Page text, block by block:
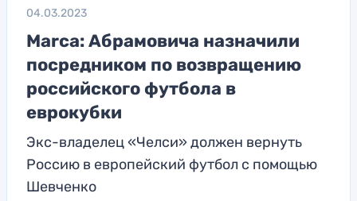
04.03.2023
Marca: Абрамовича назначили
посредником по возвращению
российского футбола в
еврокубки
Экс-владелец «Челси» должен вернуть
Россию в европейский футбол с помощью
Шевченко